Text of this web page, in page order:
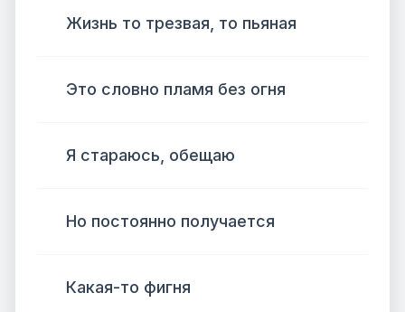
Жизнь то трезвая, то пьяная
Это словно пламя без огня
Я стараюсь, обещаю
Но постоянно получается
Какая-то фигня